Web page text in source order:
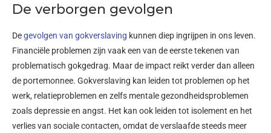
De verborgen gevolgen
Degevolgen van gokverslaving kunnen diep ingrijpen in ons leven.
Financiële problemen zijn vaak een van de eerste tekenen van
problematisch gokgedrag. Maar de impact reikt verder dan alleen
de portemonnee. Gokverslaving kan leiden tot problemen op het
werk, relatieproblemen en zelfs mentale gezondheidsproblemen
zoals depressie en angst. Het kan ook leiden tot isolement en het
verlies van sociale contacten, omdat de verslaafde steeds meer